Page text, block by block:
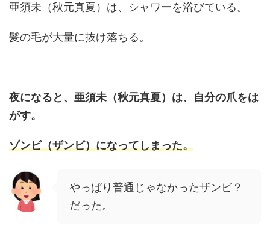
亜須未（秋元真夏）は、シャワーを浴びている。
髪の毛が大量に抜け落ちる。
夜になると、亜須未（秋元真夏）は、自分の爪をは
がす。
ゾンビ（ザンビ）になってしまった。
やっぱり普通じゃなかったザンビ？
だった。